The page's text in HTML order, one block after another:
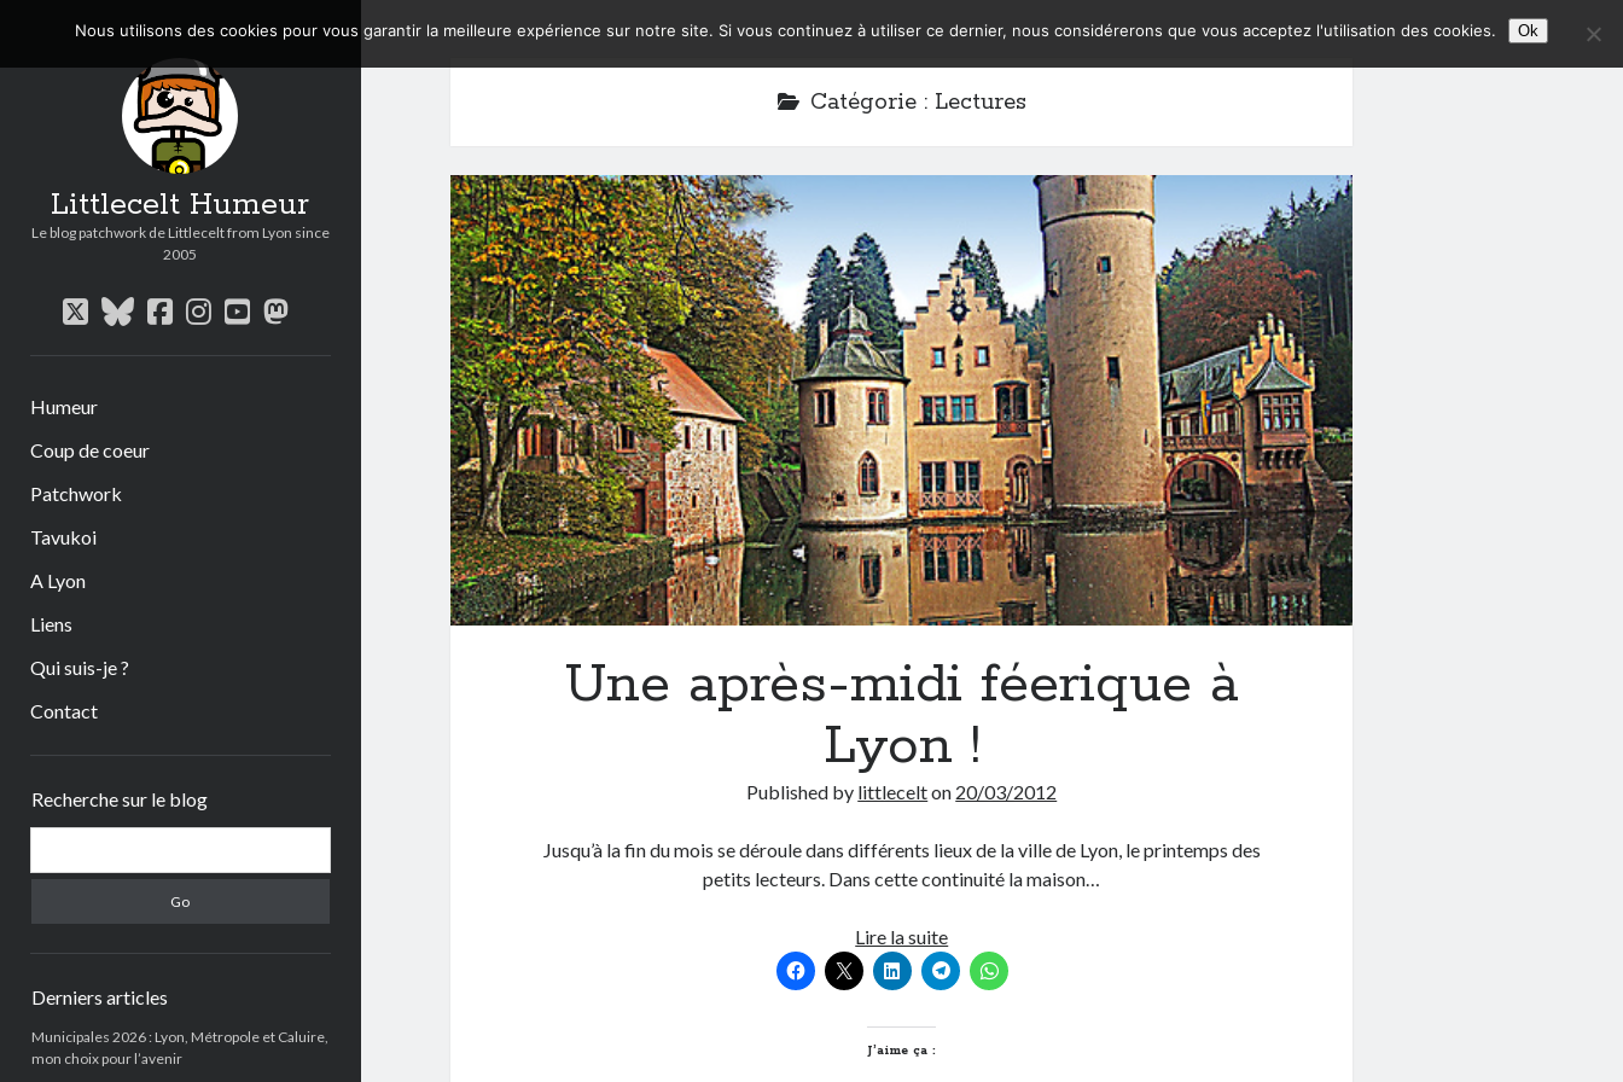
Littlecelt Humeur
Le blog patchwork de Littlecelt from Lyon since
2005
twitterbluesky
facebook
instagram
youtube
mastodon
Humeur
Coup de coeur
Patchwork
Tavukoi
A Lyon
Liens
Qui suis-je ?
Contact
Recherche sur le blog
Derniers articles
Municipales 2026 : Lyon, Métropole et Caluire,
mon choix pour l’avenir
Catégorie : Lectures
Une après-midi féerique à
Lyon !
Published by littlecelton 20/03/2012
Jusqu’à la fin du mois se déroule dans différents lieux de la ville de Lyon, le printemps des
petits lecteurs. Dans cette continuité la maison…
Lire la suiteUne
après-
midi
J’aime ça :
Nous utilisons des cookies pour vous garantir la meilleure expérience sur notre site. Si vous continuez à utiliser ce dernier, nous considérerons que vous acceptez l'utilisation des cookies. Ok